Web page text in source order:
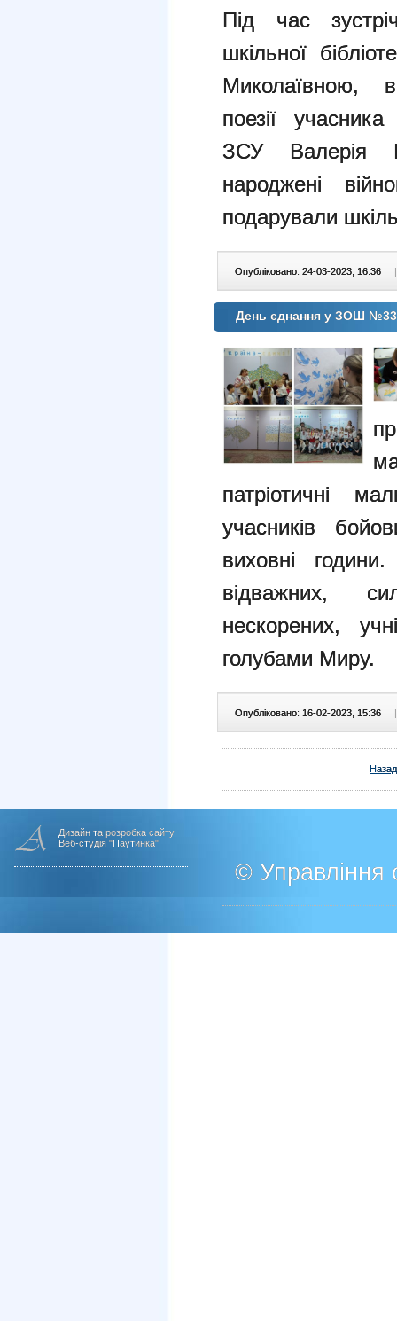
Під час
шкільної
Миколаївною,
поезії
ЗСУ Валерія
народжені
подарували
Опубліковано: 24-03-2023, 16:36 |
День єднання у ЗОШ №33
патріотичні
учасників
виховні
відважних,
нескорених,
голубами Миру.
Опубліковано: 16-02-2023, 15:36 |
Назад
Дизайн та розробка сайту
Веб-студія "Паутинка"
© Управління